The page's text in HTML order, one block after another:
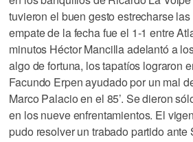
tuvieron el buen gesto estrecharse
empate de la fecha fue el 1-1 entre
minutos Héctor Mancilla adelantó a
algo de fortuna, los tapatíos lograron
Facundo Erpen ayudado por un mal
Marco Palacio en el 85’. Se dieron
en los nueve enfrentamientos. El
pudo resolver un trabado partido ante